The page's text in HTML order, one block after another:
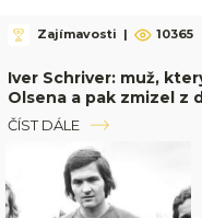
Zajímavosti | 10365
Iver Schriver: muž,
Olsena a pak zmizel z
ČÍST DÁLE